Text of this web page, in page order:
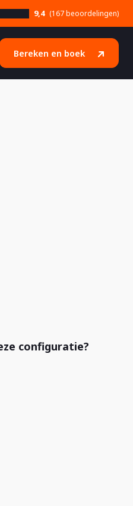
9,4 (167 beoordelingen)
Bereken en boek
configuratie?